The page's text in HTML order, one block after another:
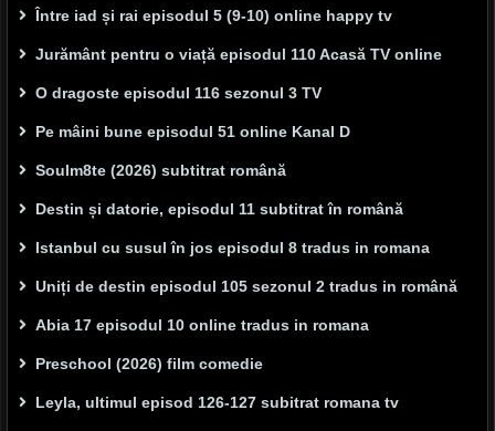
Între iad și rai episodul 5 (9-10) online happy tv
Jurământ pentru o viață episodul 110 Acasă TV online
O dragoste episodul 116 sezonul 3 TV
Pe mâini bune episodul 51 online Kanal D
Soulm8te (2026) subtitrat română
Destin și datorie, episodul 11 subtitrat în română
Istanbul cu susul în jos episodul 8 tradus in romana
Uniți de destin episodul 105 sezonul 2 tradus in română
Abia 17 episodul 10 online tradus in romana
Preschool (2026) film comedie
Leyla, ultimul episod 126-127 subitrat romana tv